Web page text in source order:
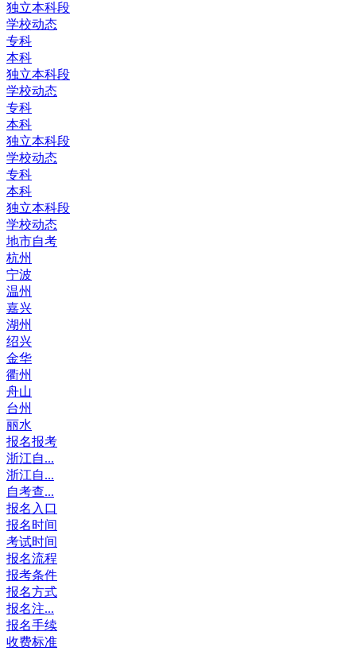
独立本科段
学校动态
专科
本科
独立本科段
学校动态
专科
本科
独立本科段
学校动态
专科
本科
独立本科段
学校动态
地市自考
杭州
宁波
温州
嘉兴
湖州
绍兴
金华
衢州
舟山
台州
丽水
报名报考
浙江自...
浙江自...
自考查...
报名入口
报名时间
考试时间
报名流程
报考条件
报名方式
报名注...
报名手续
收费标准